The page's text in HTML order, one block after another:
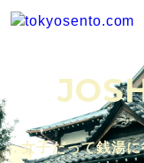
女子だって銭湯